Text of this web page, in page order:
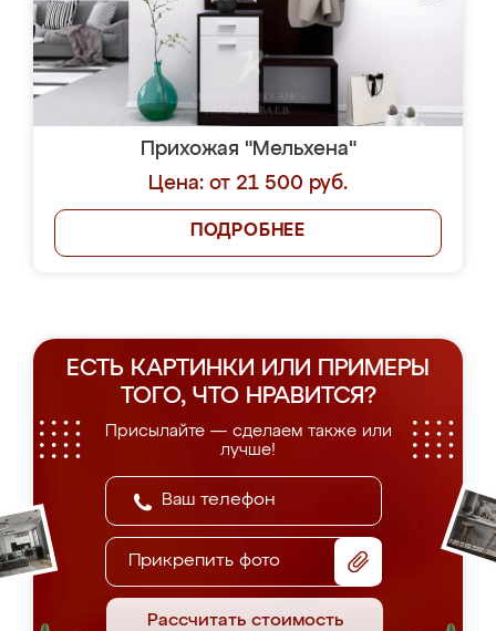
Прихожая "Мельхена"
Цена: от 21 500 руб.
ПОДРОБНЕЕ
ЕСТЬ КАРТИНКИ ИЛИ ПРИМЕРЫ
ТОГО, ЧТО НРАВИТСЯ?
Присылайте — сделаем также или
лучше!
Прикрепить фото
Рассчитать стоимость